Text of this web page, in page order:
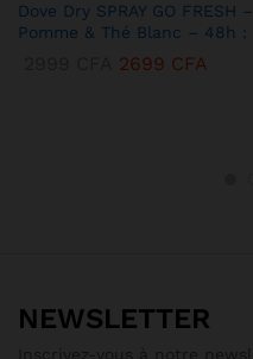
Dove Dry SPRAY GO FRESH –
Pomme & Thé Blanc – 48h :
2699 CFA
NEWSLETTER